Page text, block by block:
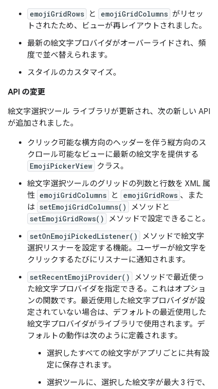
emojiGridRows と emojiGridColumns がリセッ
トされたため、ビューが再レイアウトされました。
最新の絵文字プロバイダがオーバーライドされ、頻
度で並べ替えられます。
スタイルのカスタマイズ。
API の変更
絵文字選択ツール ライブラリが更新され、次の新しい API
が追加されました。
クリック可能な横方向のヘッダーを伴う縦方向のス
クロール可能なビューに最新の絵文字を提供する
EmojiPickerView クラス。
絵文字選択ツールのグリッドの列数と行数を XML 属
性 emojiGridColumns と emojiGridRows 、また
は setEmojiGridColumns() メソッドと
setEmojiGridRows() メソッドで設定できること。
setOnEmojiPickedListener()
メソッドで絵文字
選択リスナーを設定する機能。ユーザーが絵文字を
クリックするたびにリスナーに通知されます。
setRecentEmojiProvider()
メソッドで最近使っ
た絵文字プロバイダを指定できる。これはオプショ
ンの関数です。最近使用した絵文字プロバイダが設
定されていない場合は、デフォルトの最近使用した
絵文字プロバイダがライブラリで使用されます。デ
フォルトの動作は次のように定義されます。
選択したすべての絵文字がアプリごとに共有設
定に保存されます。
選択ツールに、選択した絵文字が最大 3 行で、